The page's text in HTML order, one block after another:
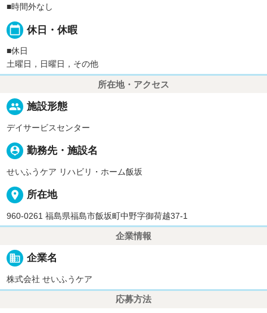
■時間外なし
calendar_today 休日・休暇
■休日
土曜日，日曜日，その他
所在地・アクセス
people 施設形態
デイサービスセンター
person_pin 勤務先・施設名
せいふうケア リハビリ・ホーム飯坂
place 所在地
960-0261 福島県福島市飯坂町中野字御荷越37-1
企業情報
business 企業名
株式会社 せいふうケア
応募方法